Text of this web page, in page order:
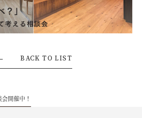
ニュース
BACK TO LIST
開催中！